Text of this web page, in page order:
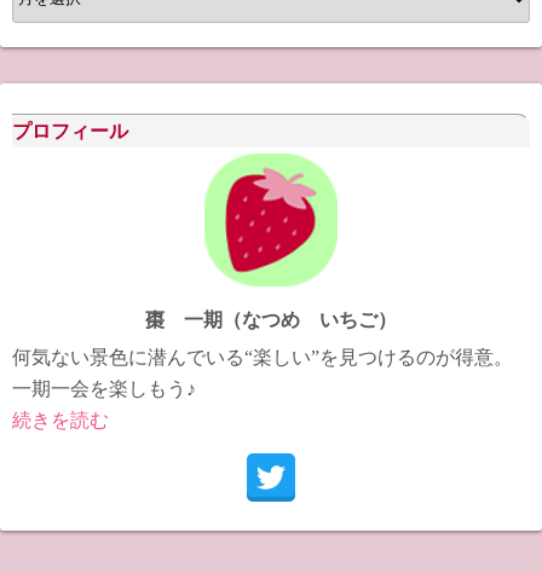
ー
カ
イ
ブ
プロフィール
棗 一期（なつめ いちご）
何気ない景色に潜んでいる“楽しい”を見つけるのが得意。
一期一会を楽しもう♪
続きを読む